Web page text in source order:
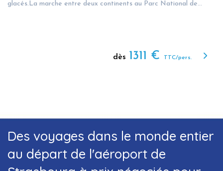
glacés.La marche entre deux continents au Parc National de...
dès 1311 € TTC/pers.
Des voyages dans le monde entier
au départ de l'aéroport de